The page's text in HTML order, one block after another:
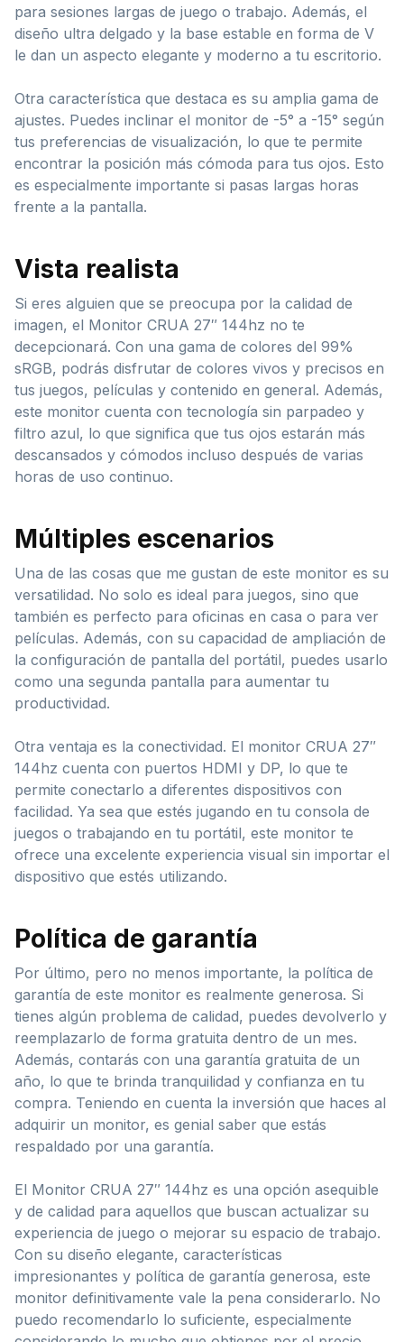
para sesiones largas de juego o trabajo. Además, el
diseño ultra delgado y la base estable en forma de V
le dan un aspecto elegante y moderno a tu escritorio.
Otra característica que destaca es su amplia gama de
ajustes. Puedes inclinar el monitor de -5° a -15° según
tus preferencias de visualización, lo que te permite
encontrar la posición más cómoda para tus ojos. Esto
es especialmente importante si pasas largas horas
frente a la pantalla.
Vista realista
Si eres alguien que se preocupa por la calidad de
imagen, el Monitor CRUA 27″ 144hz no te
decepcionará. Con una gama de colores del 99%
sRGB, podrás disfrutar de colores vivos y precisos en
tus juegos, películas y contenido en general. Además,
este monitor cuenta con tecnología sin parpadeo y
filtro azul, lo que significa que tus ojos estarán más
descansados y cómodos incluso después de varias
horas de uso continuo.
Múltiples escenarios
Una de las cosas que me gustan de este monitor es su
versatilidad. No solo es ideal para juegos, sino que
también es perfecto para oficinas en casa o para ver
películas. Además, con su capacidad de ampliación de
la configuración de pantalla del portátil, puedes usarlo
como una segunda pantalla para aumentar tu
productividad.
Otra ventaja es la conectividad. El monitor CRUA 27″
144hz cuenta con puertos HDMI y DP, lo que te
permite conectarlo a diferentes dispositivos con
facilidad. Ya sea que estés jugando en tu consola de
juegos o trabajando en tu portátil, este monitor te
ofrece una excelente experiencia visual sin importar el
dispositivo que estés utilizando.
Política de garantía
Por último, pero no menos importante, la política de
garantía de este monitor es realmente generosa. Si
tienes algún problema de calidad, puedes devolverlo y
reemplazarlo de forma gratuita dentro de un mes.
Además, contarás con una garantía gratuita de un
año, lo que te brinda tranquilidad y confianza en tu
compra. Teniendo en cuenta la inversión que haces al
adquirir un monitor, es genial saber que estás
respaldado por una garantía.
El Monitor CRUA 27″ 144hz es una opción asequible
y de calidad para aquellos que buscan actualizar su
experiencia de juego o mejorar su espacio de trabajo.
Con su diseño elegante, características
impresionantes y política de garantía generosa, este
monitor definitivamente vale la pena considerarlo. No
puedo recomendarlo lo suficiente, especialmente